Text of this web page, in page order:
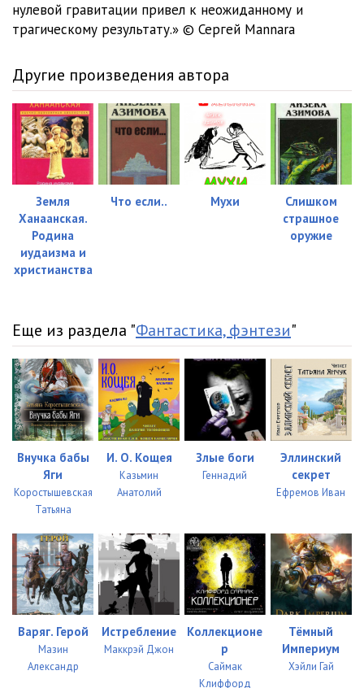
нулевой гравитации привел к неожиданному и
трагическому результату.» © Сергей Mannara
Другие произведения автора
Земля
Ханаанская.
Родина
иудаизма и
христианства
Что если.. Мухи
Слишком
страшное
оружие
Еще из раздела "Фантастика, фэнтези"
Внучка бабы
Яги
Коростышевская
Татьяна
И. О. Кощея
Казьмин
Анатолий
Злые боги
Геннадий
Эллинский
секрет
Ефремов Иван
Варяг. Герой
Мазин
Александр
Истребление
Маккрэй Джон
Коллекционе
р
Саймак
Клиффорд
Тёмный
Империум
Хэйли Гай